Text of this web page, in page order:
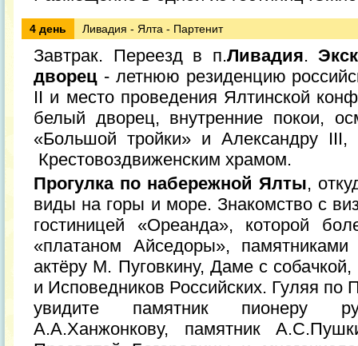
4 день Ливадия - Ялта - Партенит
Завтрак. Переезд в п.Ливадия.
дворец - летнюю резиденцию
II и место проведения Ялтинской
белый дворец, внутренние покои,
«Большой тройки» и Александру
Крестовоздвиженским храмом.
Прогулка по набережной Ялты,
виды на горы и море. Знакомство с
гостиницей «Ореанда», которой
«платаном Айседоры»,
актёру М. Пуговкину, Даме с
и Исповедников Российских. Гуляя по
увидите памятник пионеру
А.А.Ханжонкову, памятник